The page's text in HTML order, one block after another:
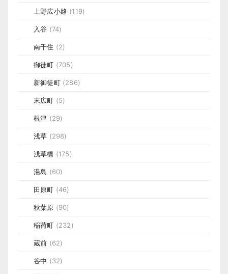
上野広小路 (119)
入谷 (74)
南千住 (2)
御徒町 (705)
新御徒町(286)
末広町 (5)
根津 (29)
浅草 (298)
浅草橋 (175)
湯島 (60)
田原町 (46)
秋葉原 (90)
稲荷町 (232)
蔵前 (62)
谷中 (32)